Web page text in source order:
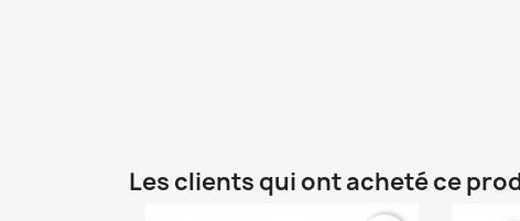
Les clients qui ont acheté ce